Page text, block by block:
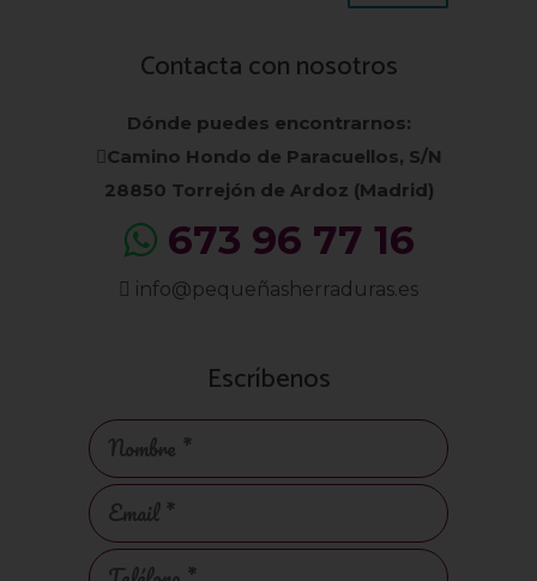
Contacta con nosotros
Dónde puedes encontrarnos:
Camino Hondo de Paracuellos, S/N
28850 Torrejón de Ardoz (Madrid)
673 96 77 16
info@pequeñasherraduras.es
Escríbenos